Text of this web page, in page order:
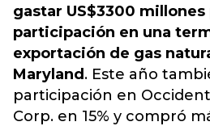
gastar US$3300
participación en una
exportación de gas
Maryland . Este año
participación en
Corp. en 15% y compró